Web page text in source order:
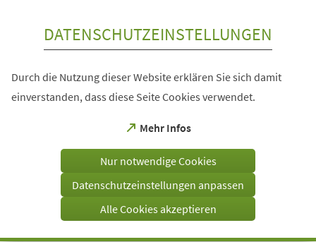
DATENSCHUTZEINSTELLUNGEN
Durch die Nutzung dieser Website erklären Sie sich damit
einverstanden, dass diese Seite Cookies verwendet.
Mehr Infos
(Öffnet
einem
Tab)
Nur notwendige Cookies
Datenschutzeinstellungen anpassen
Alle Cookies akzeptieren